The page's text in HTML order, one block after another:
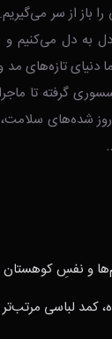
باز از سر
به دل می‌کنیم و
تازه‌های مد
گرفته تا
شده‌های سلامت،
و نفسِ کوهستان
کمد لباسی